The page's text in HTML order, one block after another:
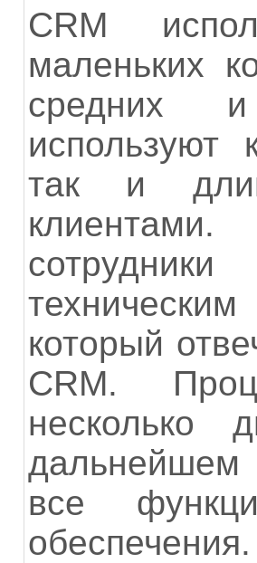
CRM
маленьких
средних
используют
так и
который
CRM.
несколько
все
обеспечения.